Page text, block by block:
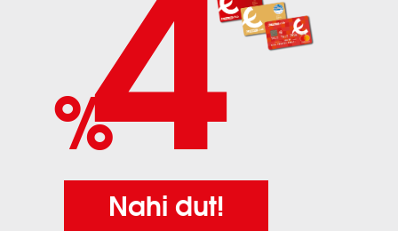
%
Nahi dut!